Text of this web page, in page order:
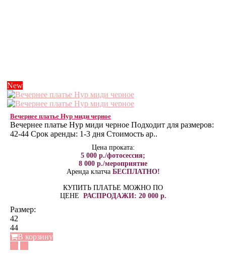
New
Вечернее платье Нур миди черное
Вечернее платье Нур миди черное Подходит для размеров:
42-44 Срок аренды: 1-3 дня Стоимость ар..
Цена проката:
5 000 р./фотосессия;
8 000 р./мероприятие
Аренда клатча БЕСПЛАТНО!
КУПИТЬ ПЛАТЬЕ МОЖНО ПО
ЦЕНЕ РАСПРОДАЖИ: 20 000 р.
Размер:
42
44
В корзину